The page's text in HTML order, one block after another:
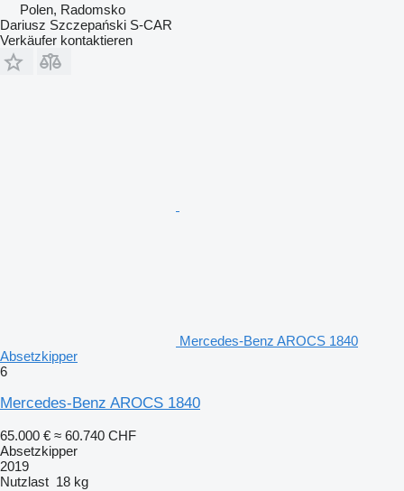
Polen, Radomsko
Dariusz Szczepański S-CAR
Verkäufer kontaktieren
Mercedes-Benz AROCS 1840
Absetzkipper
6
Mercedes-Benz AROCS 1840
65.000 € ≈ 60.740 CHF
Absetzkipper
2019
Nutzlast 18 kg